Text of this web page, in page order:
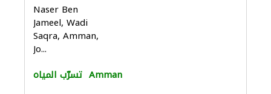
Naser Ben
Jameel, Wadi
Saqra, Amman,
Jo...
تسرّب المياه Amman